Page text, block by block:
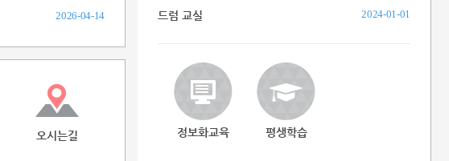
2026-04-14
오시는길
드럼 교실 2024-01-01
정보화교육 평생학습